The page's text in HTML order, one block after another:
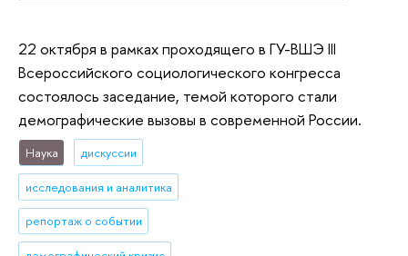
22 октября в рамках проходящего в ГУ-ВШЭ III
Всероссийского социологического конгресса
состоялось заседание, темой которого стали
демографические вызовы в современной России.
Наука дискуссии
исследования и аналитика
репортаж о событии